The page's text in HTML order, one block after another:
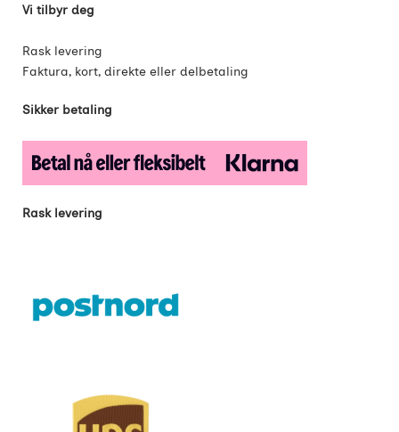
Vi tilbyr deg
Rask levering
Faktura, kort, direkte eller delbetaling
Sikker betaling
Rask levering